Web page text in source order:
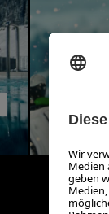
Peter